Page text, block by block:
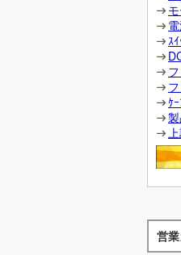
ｽ
ｹ
営